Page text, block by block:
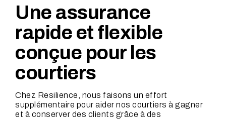
Une assurance
rapide et flexible
conçue pour les
courtiers
Chez Resilience, nous faisons un effort
supplémentaire pour aider nos courtiers à gagner
et à conserver des clients grâce à des